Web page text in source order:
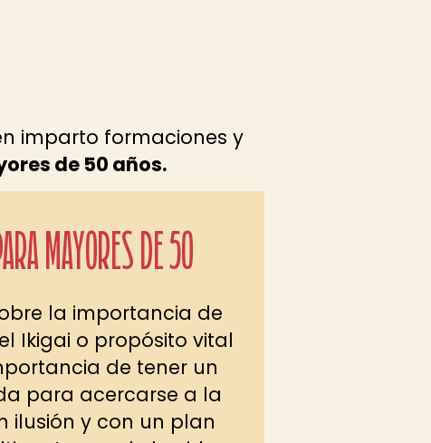
imparto formaciones y
de 50 años.
MAYORES DE 50
la importancia de
Ikigai o propósito vital
de tener un
para acercarse a la
ilusión y con un plan